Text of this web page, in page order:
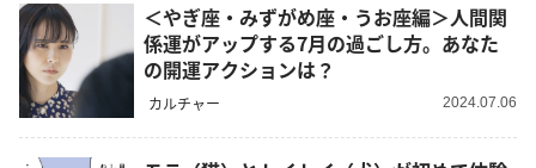
＜やぎ座・みずがめ座・うお座編＞人間関
係運がアップする7月の過ごし方。あなた
の開運アクションは？
カルチャー 2024.07.06